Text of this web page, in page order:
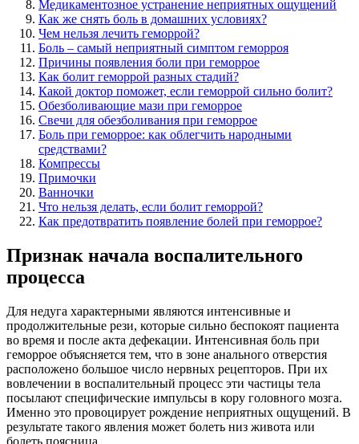
Медикаментозное устранение неприятных ощущений
Как же снять боль в домашних условиях?
Чем нельзя лечить геморрой?
Боль – самый неприятный симптом геморроя
Причины появления боли при геморрое
Как болит геморрой разных стадий?
Какой доктор поможет, если геморрой сильно болит?
Обезболивающие мази при геморрое
Свечи для обезболивания при геморрое
Боль при геморрое: как облегчить народными
средствами?
Компрессы
Примочки
Ванночки
Что нельзя делать, если болит геморрой?
Как предотвратить появление болей при геморрое?
Признак начала воспалительного
процесса
Для недуга характерными являются интенсивные и
продолжительные рези, которые сильно беспокоят пациента
во время и после акта дефекации. Интенсивная боль при
геморрое объясняется тем, что в зоне анального отверстия
расположено большое число нервных рецепторов. При их
вовлечении в воспалительный процесс эти частицы тела
посылают специфические импульсы в кору головного мозга.
Именно это провоцирует рождение неприятных ощущений. В
результате такого явления может болеть низ живота или
болеть поясница.